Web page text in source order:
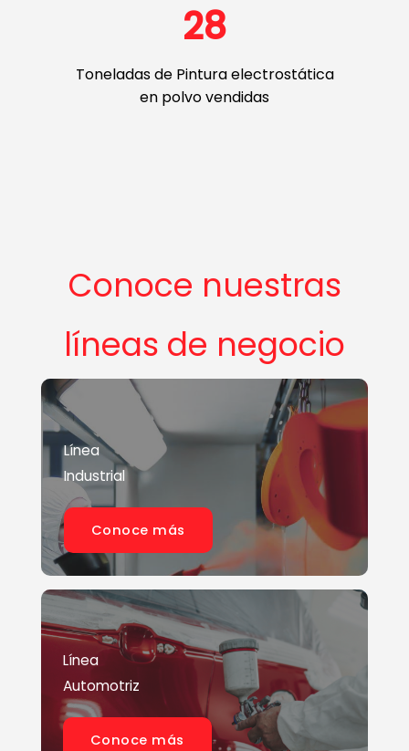
31
Toneladas de Pintura electrostática
en polvo vendidas
Conoce nuestras
líneas de negocio
Línea
Industrial
Conoce más
Línea
Automotriz
Conoce más